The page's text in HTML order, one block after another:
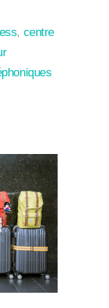
, centre